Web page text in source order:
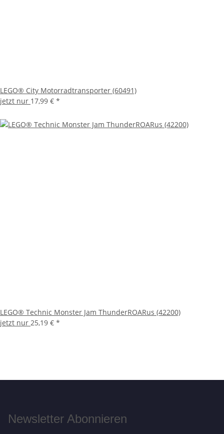
LEGO® City Motorradtransporter (60491)
jetzt nur 17,99 € *
LEGO® Technic Monster Jam ThunderROARus (42200)
jetzt nur 25,19 € *
Newsletter Abonnieren